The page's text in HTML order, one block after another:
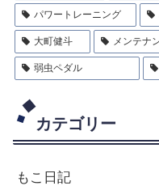
パワートレーニング
大町健斗 メンテナ
弱虫ペダル
カテゴリー
もこ日記